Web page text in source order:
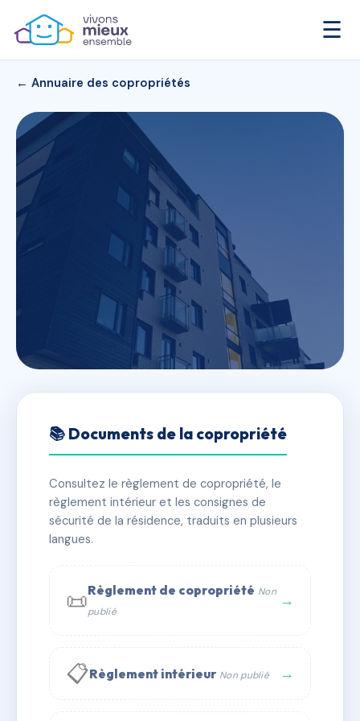
☰
← Annuaire des copropriétés
SDC Les Jardins de La
Palmeraie Lot 104
📍 Lieu Dit Village de Sauzet
✓ Immatriculée 🏠 49 lots 🏗 2 bâtiment(s)
📞 Contacter Syndic Digital 💬 WhatsApp
✉ Email
📚 Documents de la copropriété
Consultez le règlement de copropriété, le
règlement intérieur et les consignes de
sécurité de la résidence, traduits en plusieurs
langues.
📜Règlement de copropriété Non
publié
→
📋Règlement intérieur Non publié →